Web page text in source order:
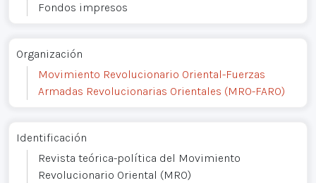
Fondos impresos
Organización
Movimiento Revolucionario Oriental-Fuerzas
Armadas Revolucionarias Orientales (MRO-FARO)
Identificación
Revista teórica-política del Movimiento
Revolucionario Oriental (MRO)